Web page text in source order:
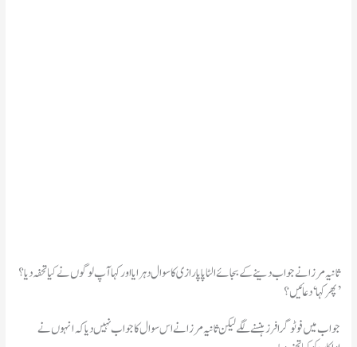
ثانیہ مرزا نے جواب دینے کے بجائے الٹا پاپارازی کا سوال دہرایا اور کہا آپ لوگوں نے کیا تحفہ دیا؟
پھر کہا ‘دعائیں؟’
جواب میں فوٹوگرافرز ہنسنے لگے لیکن ثانیہ مرزا نے اس سوال کا جواب نہیں دیا کہ انہوں نے